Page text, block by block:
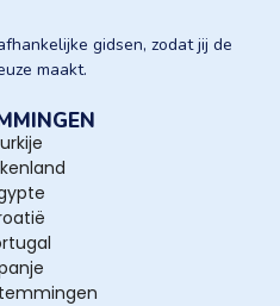
gidsen, zodat jij de
maakt.